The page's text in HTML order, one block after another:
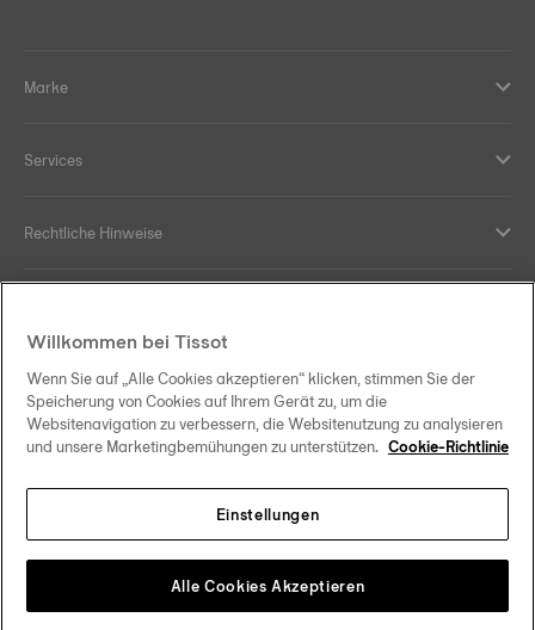
Marke
Services
Rechtliche Hinweise
Ihre Vorteile
Österreich Zu einem anderen Land wechseln
Tissot Copyrights 2026
Willkommen bei Tissot
Wenn Sie auf „Alle Cookies akzeptieren“ klicken, stimmen Sie der
Speicherung von Cookies auf Ihrem Gerät zu, um die
Websitenavigation zu verbessern, die Websitenutzung zu analysieren
und unsere Marketingbemühungen zu unterstützen. Cookie-Richtlinie
Einstellungen
Alle Cookies Akzeptieren